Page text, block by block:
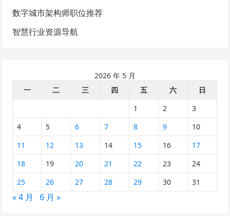
数字城市架构师职位推荐
智慧行业资源导航
2026 年 5 月
一
二 三 四 五 六
日
1
2
3
4
5 6 7 8 9
10
11
12 13 14 15 16
17
18
19 20 21 22 23
24
25
26 27 28 29 30 31
« 4 月 6 月 »